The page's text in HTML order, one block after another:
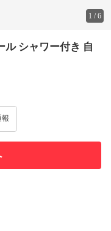
1 /6
ル シャワー付き 自
報